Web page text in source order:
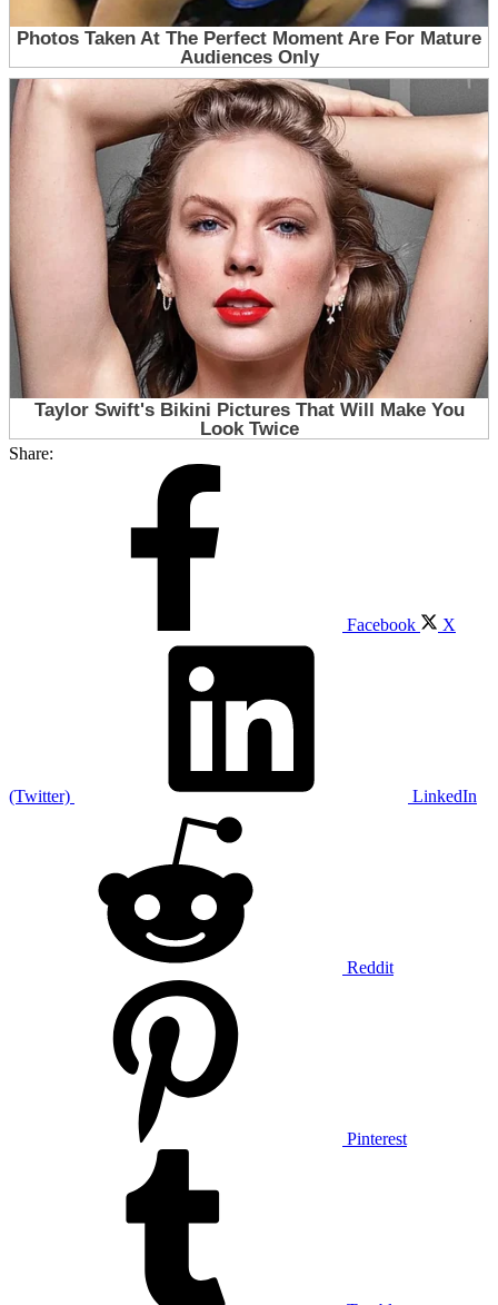
Share:
Facebook X
(Twitter) LinkedIn
Reddit
Pinterest